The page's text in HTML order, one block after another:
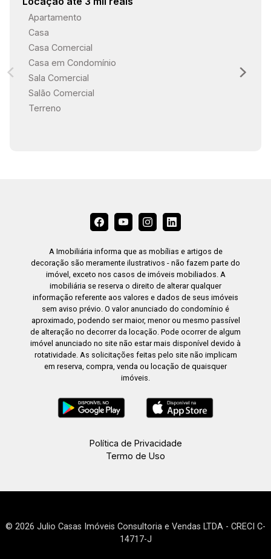
Apartamento
Casa
Casa Comercial
Casa em Condomínio
Sala Comercial
Salão Comercial
Terreno
A Imobiliária informa que as mobílias e artigos de
decoração são meramente ilustrativos - não fazem parte do
imóvel, exceto nos casos de imóveis mobiliados. A
imobiliária se reserva o direito de alterar qualquer
informação referente aos valores e dados de seus imóveis
sem aviso prévio. O valor anunciado do condomínio é
aproximado, podendo ser maior, menor ou mesmo passível
de alteração no decorrer da locação. Pode ocorrer de algum
imóvel anunciado no site não estar mais disponível devido à
rotatividade. As solicitações feitas pelo site não implicam
em reserva, compra, venda ou locação de quaisquer
imóveis.
Política de Privacidade
Termo de Uso
© 2026 Julio Casas Imóveis Consultoria e Vendas LTDA - CRECI C-
14717-J